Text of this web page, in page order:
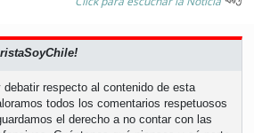
respecto al contenido de esta
todos los comentarios respetuosos
el derecho a no contar con las